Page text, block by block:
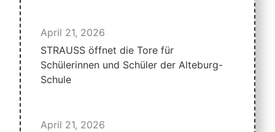
April 21, 2026
STRAUSS öffnet die Tore für
Schülerinnen und Schüler der Alteburg-
Schule
April 21, 2026